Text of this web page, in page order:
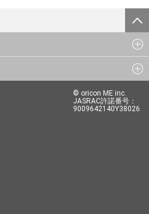
© oricon ME inc.
JASRAC許諾番号：
9009642140Y38026